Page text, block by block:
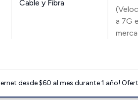
Cable y Fibra
a 7G
desde $60 al mes durante 1 año!